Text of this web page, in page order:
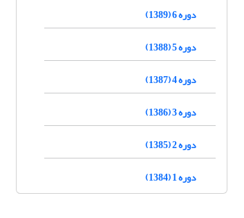
دوره 6 (1389)
دوره 5 (1388)
دوره 4 (1387)
دوره 3 (1386)
دوره 2 (1385)
دوره 1 (1384)